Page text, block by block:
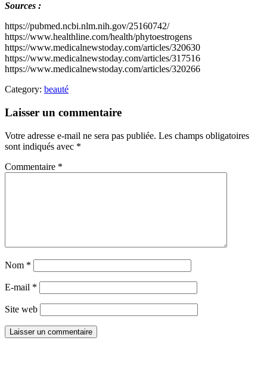
Sources :
https://pubmed.ncbi.nlm.nih.gov/25160742/
https://www.healthline.com/health/phytoestrogens
https://www.medicalnewstoday.com/articles/320630
https://www.medicalnewstoday.com/articles/317516
https://www.medicalnewstoday.com/articles/320266
Category: beauté
Laisser un commentaire
Votre adresse e-mail ne sera pas publiée. Les champs obligatoires
sont indiqués avec *
Commentaire *
Nom *
E-mail *
Site web